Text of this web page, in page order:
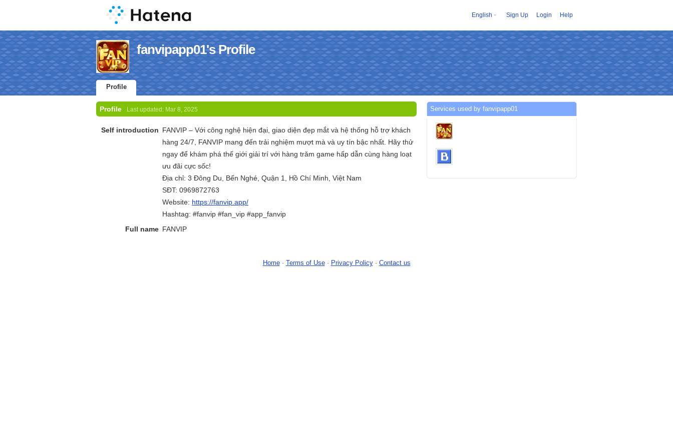
English Sign Up Login Help
fanvipapp01's Profile
Profile
Profile Last updated: Mar 8, 2025
Self introduction FANVIP – Với công nghệ hiện đại, giao diện đẹp mắt và hệ thống hỗ trợ khách
hàng 24/7, FANVIP mang đến trải nghiệm mượt mà và uy tín bậc nhất. Hãy thử
ngay để khám phá thế giới giải trí với hàng trăm game hấp dẫn cùng hàng loạt
ưu đãi cực sốc!
Địa chỉ: 3 Đông Du, Bến Nghé, Quận 1, Hồ Chí Minh, Việt Nam
SĐT: 0969872763
Website: https://fanvip.app/
Hashtag: #fanvip #fan_vip #app_fanvip
Full name FANVIP
Services used by fanvipapp01
Home- Terms of Use- Privacy Policy- Contact us